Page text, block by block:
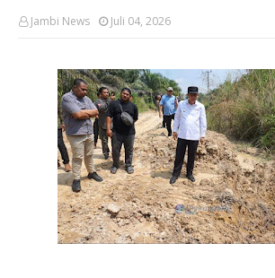
Jambi News Juli 04, 2026